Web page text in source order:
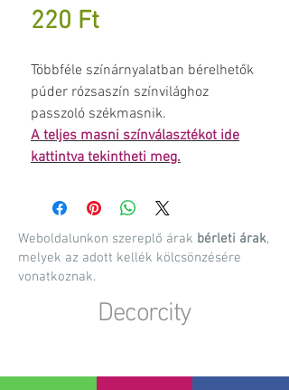
220 FtÁr
Többféle színárnyalatban bérelhetők
púder rózsaszín színvilághoz
passzoló székmasnik.
A teljes masni színválasztékot ide
kattintva tekintheti meg.
Weboldalunkon szereplő árak bérleti árak,
melyek az adott kellék kölcsönzésére
vonatkoznak.
készítése, egyedi gyártású dekorációs kiegészítők
Decorcity